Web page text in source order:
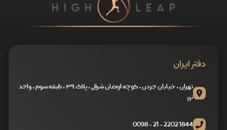
دفتر ایران
تهران ، خیابان جردن ، کوچه ارمغان شرقی ، پلاک ۳۹ ، طبقه سوم ، واحد
۱۲
1844 2202 - 21 - 0098